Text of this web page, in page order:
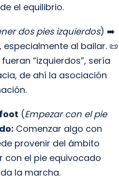
el equilibrio.
dos pies izquierdos) ➡️
especialmente al bailar. 📜
“izquierdos”, sería
de ahí la asociación
(Empezar con el pie
Comenzar algo con
provenir del ámbito
con el pie equivocado
la marcha.